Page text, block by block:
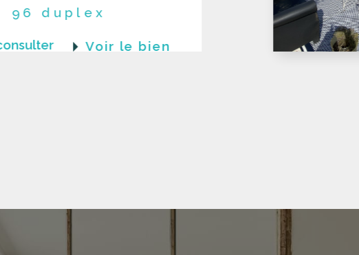
LOCATION Ecully 69130 RARE Appartement toit-
terrase en dernier étage en excellent état dans une
Nous consulter Voir le bien